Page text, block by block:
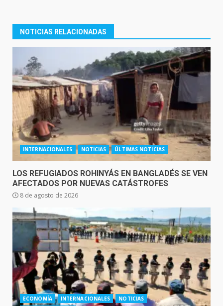
NOTICIAS RELACIONADAS
INTERNACIONALES NOTICIAS ÚLTIMAS NOTICIAS
LOS REFUGIADOS ROHINYÁS EN BANGLADÉS SE VEN
AFECTADOS POR NUEVAS CATÁSTROFES
8 de agosto de 2026
ECONOMÍA INTERNACIONALES
NOTICIAS